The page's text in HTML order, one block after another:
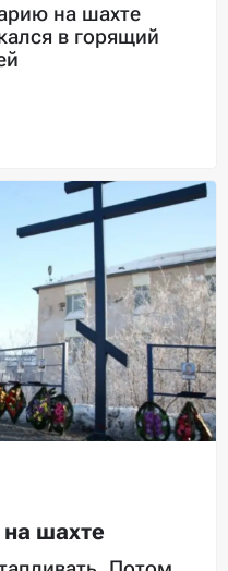
на шахте
в горящий
шахте